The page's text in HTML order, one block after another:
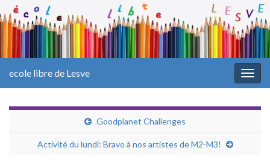
ecole libre de Lesve
Goodplanet Challenges
Activité du lundi: Bravo à nos artistes de M2-M3!